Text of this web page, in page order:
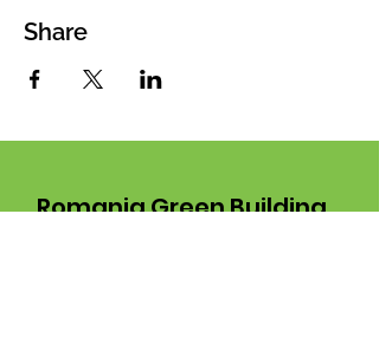
Share
Romania Green Building